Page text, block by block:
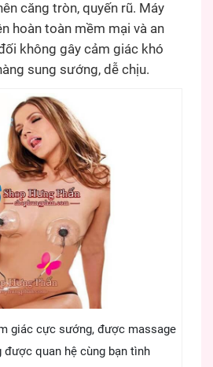
căng tròn, quyến rũ. Máy
hoàn toàn mềm mại và an
không gây cảm giác khó
sung sướng, dễ chịu.
giác cực sướng, được massage
được quan hệ cùng bạn tình